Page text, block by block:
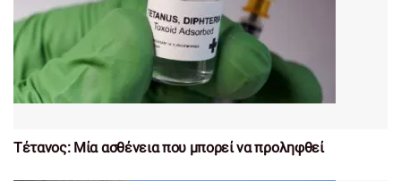
Τέτανος: Μία ασθένεια που μπορεί να προληφθεί